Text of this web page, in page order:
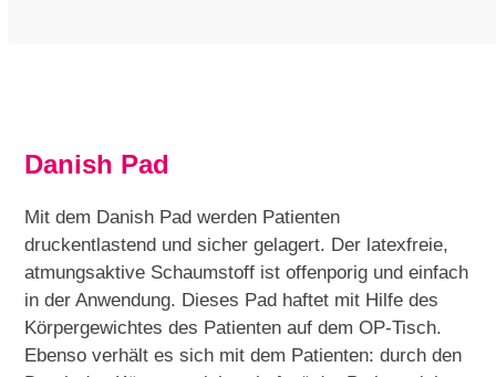
Danish Pad
Mit dem Danish Pad werden Patienten
druckentlastend und sicher gelagert. Der latexfreie,
atmungsaktive Schaumstoff ist offenporig und einfach
in der Anwendung. Dieses Pad haftet mit Hilfe des
Körpergewichtes des Patienten auf dem OP-Tisch.
Ebenso verhält es sich mit dem Patienten: durch den